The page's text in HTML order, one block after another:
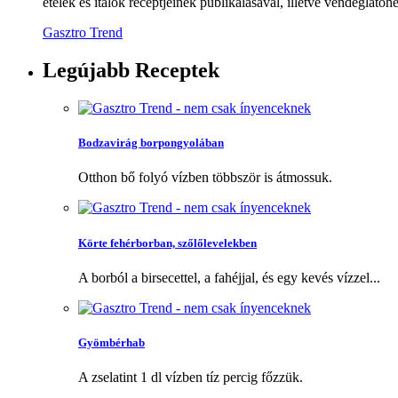
Gasztro Trend
Legújabb Receptek
Bodzavirág borpongyolában
Otthon bő folyó vízben többször is átmossuk.
Körte fehérborban, szőlőlevelekben
A borból a birsecettel, a fahéjjal, és egy kevés vízzel...
Gyömbérhab
A zselatint 1 dl vízben tíz percig főzzük.